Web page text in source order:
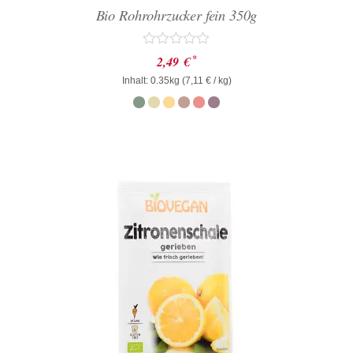
Bio Rohrohrzucker fein 350g
Bewertet
mit
0
von
5
2,49 € *
Inhalt: 0.35kg (7,11 €/ kg)